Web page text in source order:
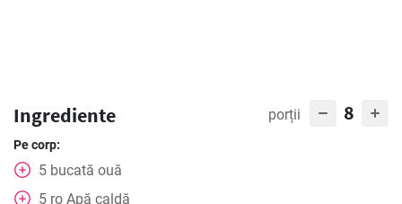
Ingrediente porții 8
Pe corp:
5 bucată ouă
5 ro Apă caldă